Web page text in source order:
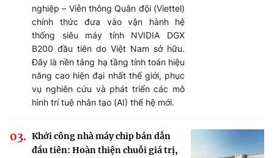
nghiệp – Viễn thông Quân đội (Viettel)
chính thức đưa vào vận hành hệ
thống siêu máy tính NVIDIA DGX
B200 đầu tiên do Việt Nam sở hữu.
Đây là nền tảng hạ tầng tính toán hiệu
năng cao hiện đại nhất thế giới, phục
vụ nghiên cứu và phát triển các mô
hình trí tuệ nhân tạo (AI) thế hệ mới.
Khởi công nhà máy chip bán dẫn
đầu tiên: Hoàn thiện chuỗi giá trị,